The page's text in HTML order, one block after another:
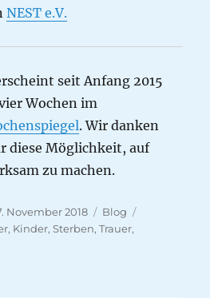
NEST e.V.
seit Anfang 2015
Wochen im
. Wir danken
diese Möglichkeit, auf
zu machen.
November 2018 Kategorien
Blog
, Kinder,Sterben,Trauer,